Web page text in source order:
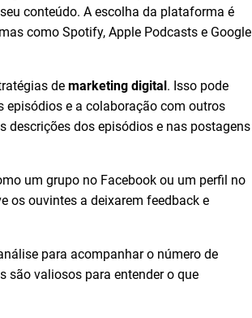
conteúdo. A escolha da plataforma é
como Spotify, Apple Podcasts e Google
de marketing digital. Isso pode
episódios e a colaboração com outros
descrições dos episódios e nas postagens
um grupo no Facebook ou um perfil no
os ouvintes a deixarem feedback e
para acompanhar o número de
são valiosos para entender o que